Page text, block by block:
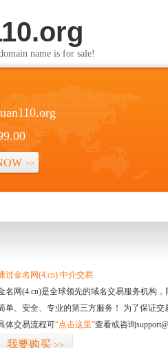
name is for sale!
>>
过金名网(4.cn) 中介交易
名网(4.cn)是全球领先的域名交易服务机构
单、安全、专业的第三方服务！ 为了保证
体交易流程可“点击这里”查看或咨询
我要购买 >>